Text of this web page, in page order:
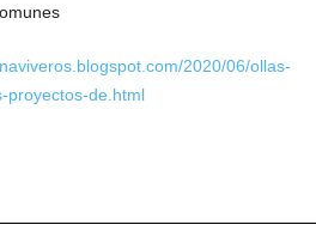
2020/06/ollas-
proyectos-de.html